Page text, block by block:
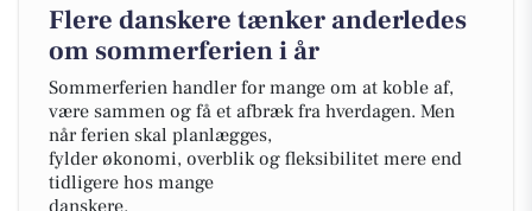
Flere danskere tænker anderledes
om sommerferien i år
Sommerferien handler for mange om at koble af,
være sammen og få et afbræk fra hverdagen. Men
når ferien skal planlægges,
fylder økonomi, overblik og fleksibilitet mere end
tidligere hos mange
danskere.